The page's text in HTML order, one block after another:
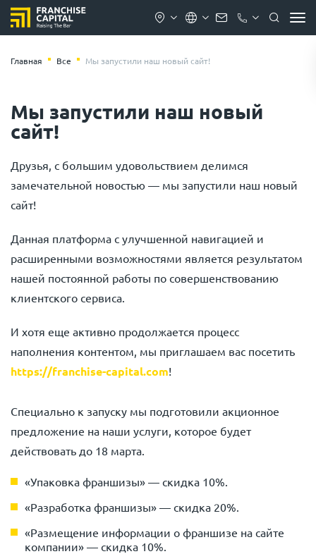
Главная Все Мы запустили наш новый сайт!
Мы запустили наш новый
сайт!
Друзья, с большим удовольствием делимся
замечательной новостью — мы запустили наш новый
сайт!
Данная платформа с улучшенной навигацией и
расширенными возможностями является результатом
нашей постоянной работы по совершенствованию
клиентского сервиса.
И хотя еще активно продолжается процесс
наполнения контентом, мы приглашаем вас посетить
https://franchise-capital.com!
Специально к запуску мы подготовили акционное
предложение на наши услуги, которое будет
действовать до 18 марта.
«Упаковка франшизы» — скидка 10%.
«Разработка франшизы» — скидка 20%.
«Размещение информации о франшизе на сайте
компании» — скидка 10%.